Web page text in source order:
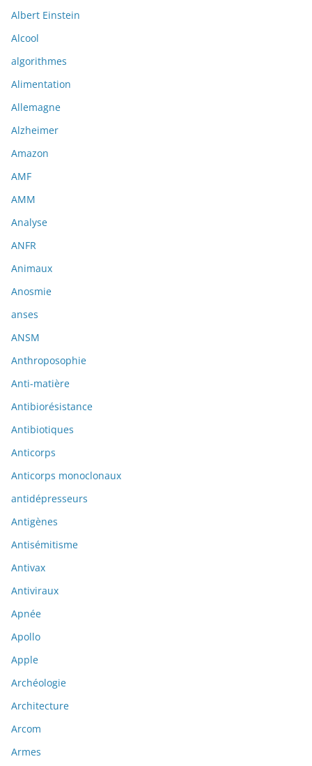
Albert Einstein
Alcool
algorithmes
Alimentation
Allemagne
Alzheimer
Amazon
AMF
AMM
Analyse
ANFR
Animaux
Anosmie
anses
ANSM
Anthroposophie
Anti-matière
Antibiorésistance
Antibiotiques
Anticorps
Anticorps monoclonaux
antidépresseurs
Antigènes
Antisémitisme
Antivax
Antiviraux
Apnée
Apollo
Apple
Archéologie
Architecture
Arcom
Armes